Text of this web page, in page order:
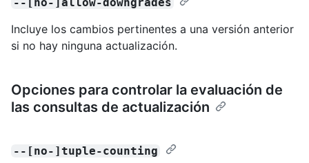
Incluye los cambios pertinentes a una versión anterior
si no hay ninguna actualización.
Opciones para controlar la evaluación de
las consultas de actualización
--[no-]tuple-counting